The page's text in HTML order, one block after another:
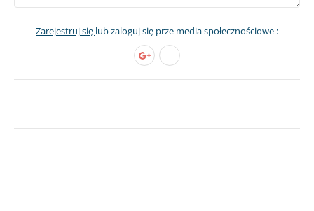
Zarejestruj się lub zaloguj się prze media społecznościowe :